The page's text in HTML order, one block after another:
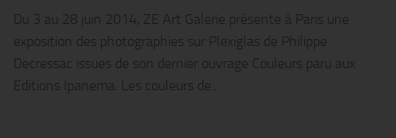
Du 3 au 28 juin 2014, ZE Art Galerie présente à Paris une
exposition des photographies sur Plexiglas de Philippe
Decressac issues de son dernier ouvrage Couleurs paru aux
Editions Ipanema. Les couleurs de...